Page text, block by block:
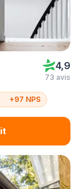
4,9
73 avis
+97 NPS